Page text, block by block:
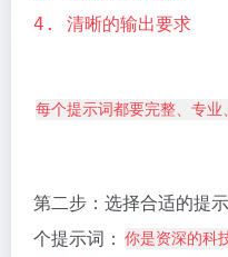
4. 清晰的输出要求
每个提示词都要完整、专业
第二步：选择合适的提
个提示词： 你是资深的科